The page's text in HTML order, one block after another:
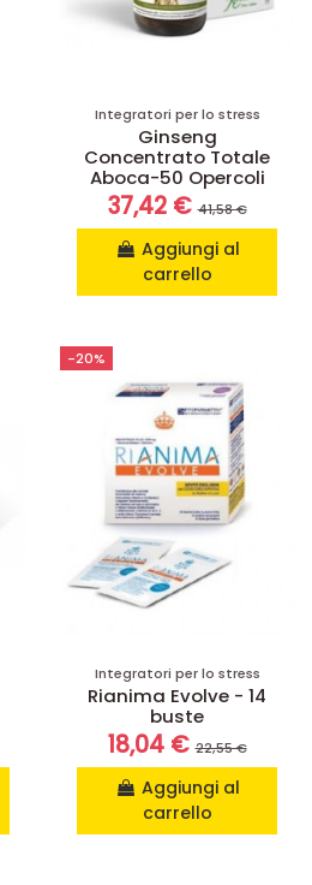
Integratori per lo stress
Ginseng
Concentrato Totale
Aboca-50 Opercoli
37,42 €41,58 €
Aggiungi al
carrello
-20%
Integratori per lo stress
Rianima Evolve - 14
buste
18,04 €22,55 €
Aggiungi al
carrello